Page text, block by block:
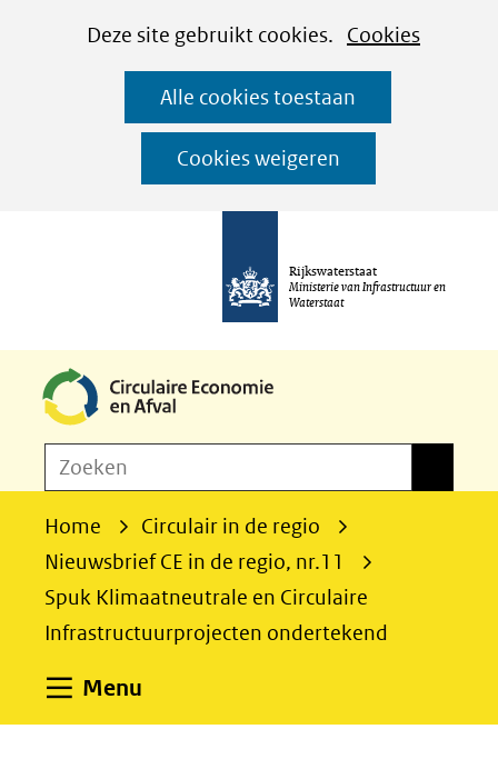
CookiesDeze site gebruikt cookies. Cookies
worden
toegestaan
geweigerd.
Alle cookies toestaan
Cookies weigeren
Ga
naar
de
inhoud
Rijkswaterstaat
Ministerie van Infrastructuur en
Waterstaat
o
Zoeken
Home
Circulair in de regio
Nieuwsbrief CE in de regio, nr.11
Spuk Klimaatneutrale en Circulaire
Infrastructuurprojecten ondertekend
Menu